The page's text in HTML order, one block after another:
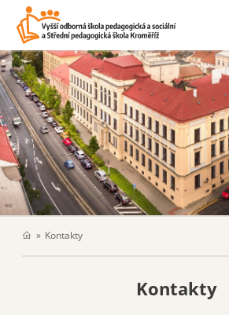
Kontakty
Kontakty